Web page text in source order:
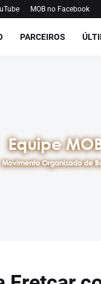
MOB no Facebook
PARCEIROS